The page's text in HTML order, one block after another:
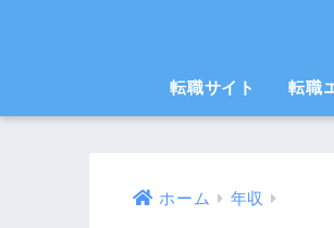
転職サイト 転職
ホーム 年収